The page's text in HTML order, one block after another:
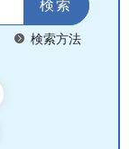
検索方法